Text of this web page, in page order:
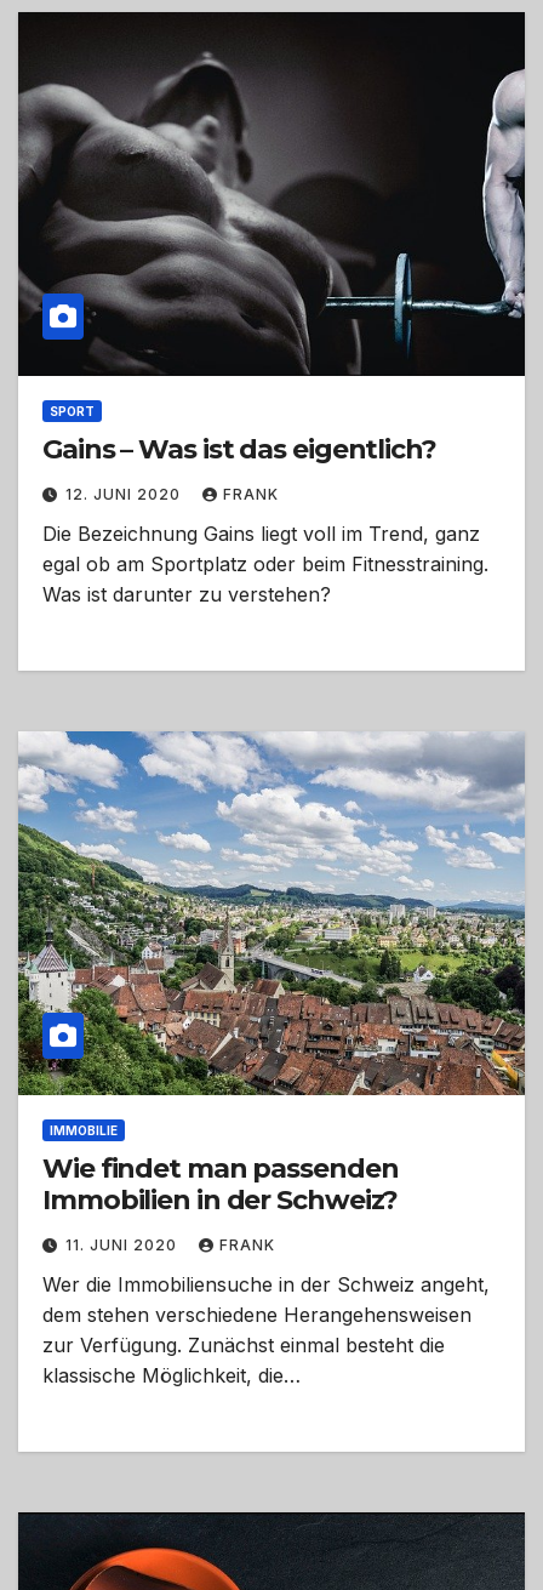
SPORT
Gains – Was ist das eigentlich?
12. JUNI 2020 FRANK
Die Bezeichnung Gains liegt voll im Trend, ganz
egal ob am Sportplatz oder beim Fitnesstraining.
Was ist darunter zu verstehen?
IMMOBILIE
Wie findet man passenden
Immobilien in der Schweiz?
11. JUNI 2020 FRANK
Wer die Immobiliensuche in der Schweiz angeht,
dem stehen verschiedene Herangehensweisen
zur Verfügung. Zunächst einmal besteht die
klassische Möglichkeit, die…